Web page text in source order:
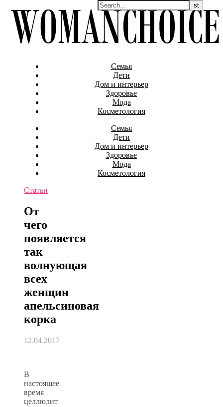
Семья
Дети
Дом и интерьер
Здоровье
Мода
Косметология
Семья
Дети
Дом и интерьер
Здоровье
Мода
Косметология
Статьи
От
чего
появляется
так
волнующая
всех
женщин
апельсиновая
корка
12.04.2017
В
настоящее
время
целлюлит